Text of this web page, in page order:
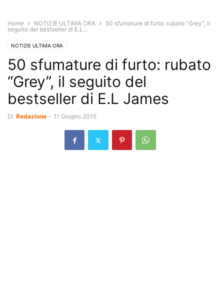
Home NOTIZIE ULTIMA ORA
50 sfumature di furto: rubato “Grey”, il
seguito del bestseller di E.L...
NOTIZIE ULTIMA ORA
50 sfumature di furto: rubato
“Grey”, il seguito del
bestseller di E.L James
Di Redazione - 11 Giugno 2015